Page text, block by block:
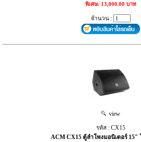
พิเศษ: 13,000.00 บาท
จำนวน :
view
รหัส : CX15
ACM CX15 ตู้ลำโพงมอนิเตอร์ 15"